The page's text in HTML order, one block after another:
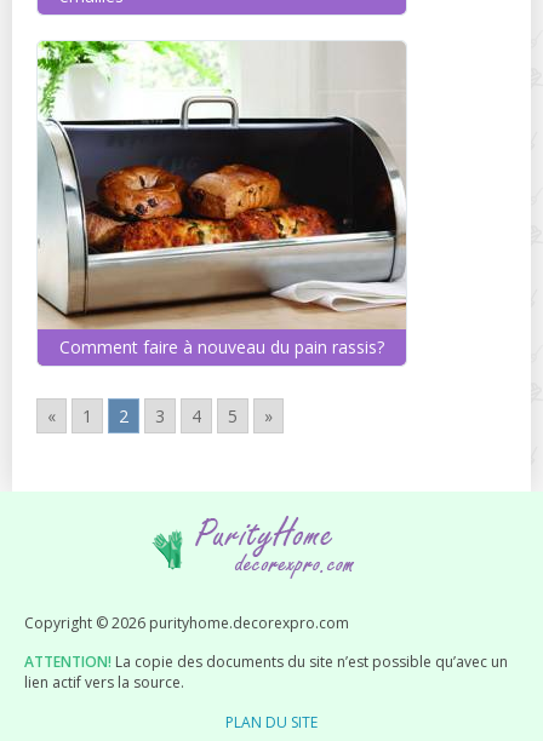
Comment faire à nouveau du pain rassis?
« 1 2 3 4 5 »
Copyright © 2026 purityhome.decorexpro.com
ATTENTION! La copie des documents du site n’est possible qu’avec un
lien actif vers la source.
PLAN DU SITE